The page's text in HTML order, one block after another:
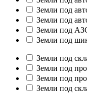
Земли под
Земли под
Земли под
Земли под
Земли под
Земли под
Земли под
Земли под